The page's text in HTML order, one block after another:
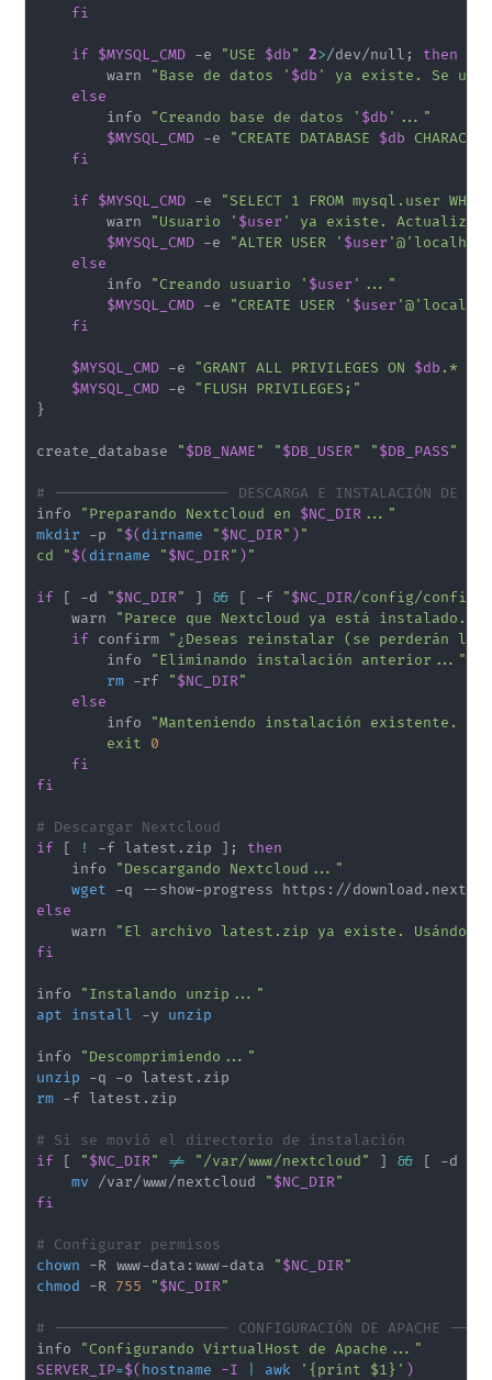
fi
if $MYSQL_CMD -e "USE $db" 2>/dev/null ;
then
        warn
"Base de datos ' $db ' ya existe. Se
else
        info
"Creando base de datos ' $db '..."
$MYSQL_CMD -e "CREATE DATABASE $db
fi
if $MYSQL_CMD -e "SELECT 1 FROM mysql.user
        warn
"Usuario ' $user ' ya existe.
$MYSQL_CMD -e "ALTER USER ' $user
else
        info
"Creando usuario ' $user '..."
$MYSQL_CMD -e "CREATE USER ' $user
fi
$MYSQL_CMD -e "GRANT ALL PRIVILEGES ON $db .*
$MYSQL_CMD -e "FLUSH PRIVILEGES;"
}
create_database "$DB_NAME" "$DB_USER" "$DB_PASS"
# -------------------- DESCARGA E INSTALACIÓN DE
info "Preparando Nextcloud en $NC_DIR ..."
mkdir -p "$( dirname "$NC_DIR" )"
cd
"$( dirname "$NC_DIR" )"
if [ -d "$NC_DIR" ] && [ -f "$NC_DIR/config/
    warn
"Parece que Nextcloud ya está instalado."
if confirm "¿Deseas reinstalar (se perderán los
        info
"Eliminando instalación anterior..."
rm -rf "$NC_DIR"
else
        info
"Manteniendo instalación existente.
exit
0
fi
fi
# Descargar Nextcloud
if
[ ! -f latest.zip ] ;
then
    info
"Descargando Nextcloud..."
wget
else
    warn
"El archivo latest.zip ya existe.
fi
info "Instalando unzip..."
apt
install -y unzip
info "Descomprimiendo..."
unzip
rm -f latest.zip
# Si se movió el directorio de instalación
if
[ "$NC_DIR" != "/var/www/nextcloud" ] && [ -d
mv /var/www/nextcloud "$NC_DIR"
fi
# Configurar permisos
chown -R www-data:www-data "$NC_DIR"
chmod -R 755 "$NC_DIR"
# -------------------- CONFIGURACIÓN DE APACHE
info "Configurando VirtualHost de Apache..."
SERVER_IP=$( hostname -I awk '{print $1}' )